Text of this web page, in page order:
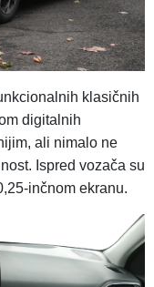
klasičnih
digitalnih
ali nimalo ne
Ispred vozača su
inčnom ekranu.